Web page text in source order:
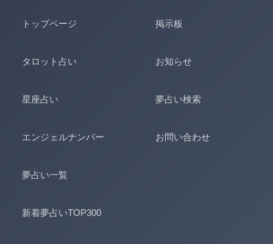
トップページ
タロット占い
星座占い
エンジェルナンバー
夢占い一覧
新着夢占いTOP300
掲示板
お知らせ
夢占い検索
お問い合わせ